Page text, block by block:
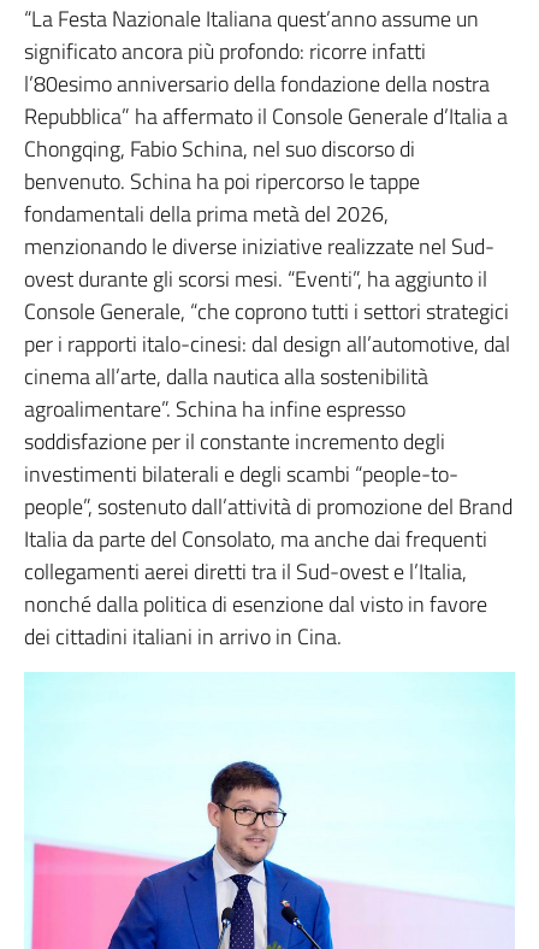
“La Festa Nazionale Italiana quest’anno assume un
significato ancora più profondo: ricorre infatti
l’80esimo anniversario della fondazione della nostra
Repubblica” ha affermato il Console Generale d’Italia a
Chongqing, Fabio Schina, nel suo discorso di
benvenuto. Schina ha poi ripercorso le tappe
fondamentali della prima metà del 2026,
menzionando le diverse iniziative realizzate nel Sud-
ovest durante gli scorsi mesi. “Eventi”, ha aggiunto il
Console Generale, “che coprono tutti i settori strategici
per i rapporti italo-cinesi: dal design all’automotive, dal
cinema all’arte, dalla nautica alla sostenibilità
agroalimentare”. Schina ha infine espresso
soddisfazione per il constante incremento degli
investimenti bilaterali e degli scambi “people-to-
people”, sostenuto dall’attività di promozione del Brand
Italia da parte del Consolato, ma anche dai frequenti
collegamenti aerei diretti tra il Sud-ovest e l’Italia,
nonché dalla politica di esenzione dal visto in favore
dei cittadini italiani in arrivo in Cina.